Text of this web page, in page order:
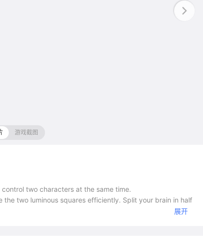
游戏截图
two characters at the same time.
two luminous squares efficiently. Split your brain in half
展开